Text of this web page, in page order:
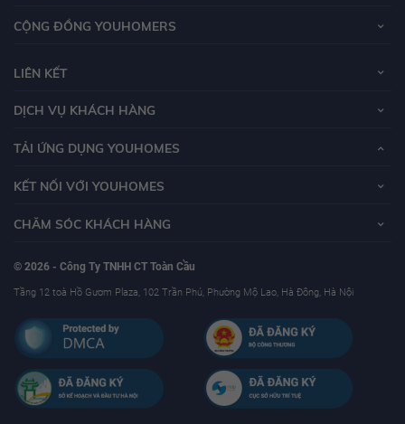
CỘNG ĐỒNG YOUHOMERS
LIÊN KẾT
DỊCH VỤ KHÁCH HÀNG
TẢI ỨNG DỤNG YOUHOMES
KẾT NỐI VỚI YOUHOMES
CHĂM SÓC KHÁCH HÀNG
© 2026 - Công Ty TNHH CT Toàn Cầu
Tầng 12 toà Hồ Gươm Plaza, 102 Trần Phú, Phường Mộ Lao, Hà Đông, Hà Nội